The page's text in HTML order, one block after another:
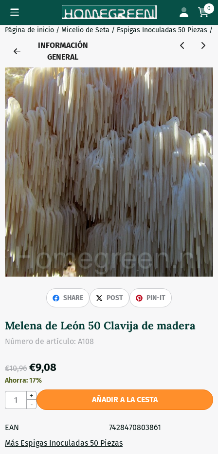
Preferencias de cookies disponibles. Elija la configuración o
0
Página de inicio / Micelio de Seta / Espigas Inoculadas 50 Piezas /
INFORMACIÓN
GENERAL
SHARE POST PIN-IT
Melena de León 50 Clavija de madera
Número de artículo: A108
€10,96 €9,08
Ahorra:17%
Cantidad
+
-
AÑADIR A LA CESTA
EAN
7428470803861
Más Espigas Inoculadas 50 Piezas